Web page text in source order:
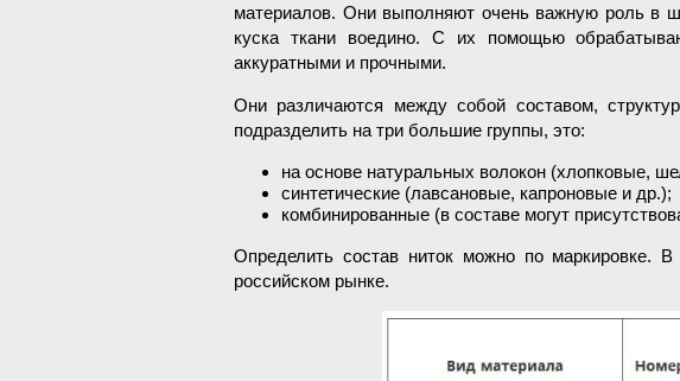
материалов. Они выполняют очень важную роль в
куска ткани воедино. С их помощью
аккуратными и прочными.
Они различаются между собой составом,
подразделить на три большие группы, это:
на основе натуральных волокон (хлопковые,
синтетические (лавсановые, капроновые и др.);
комбинированные (в составе могут
Определить состав ниток можно по маркировке.
российском рынке.